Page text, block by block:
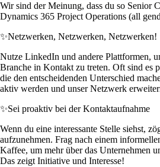
Wir sind der Meinung, dass du so Senior
Dynamics 365 Project Operations (all
✨Netzwerken, Netzwerken, Netzwerken!
Nutze LinkedIn und andere Plattformen,
Branche in Kontakt zu treten. Oft sind es
die den entscheidenden Unterschied
aktiv werden und unser Netzwerk
✨Sei proaktiv bei der Kontaktaufnahme
Wenn du eine interessante Stelle siehst,
aufzunehmen. Frag nach einem
Kaffee, um mehr über das Unternehmen
Das zeigt Initiative und Interesse!